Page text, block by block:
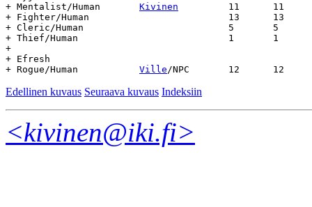
Kivinen
+ Fighter/Human				13	13
+ Cleric/Human				5	5
+ Thief/Human				1	1
+
+ Efresh
Ville
Edellinen kuvaus Seuraava kuvaus Indeksiin
<kivinen@iki.fi>